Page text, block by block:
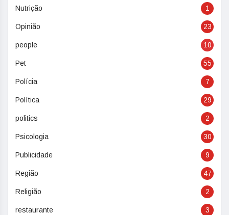
Nutrição 1
Opinião 23
people 10
Pet 55
Polícia 7
Política 29
politics 2
Psicologia 30
Publicidade 9
Região 47
Religião 2
restaurante 3